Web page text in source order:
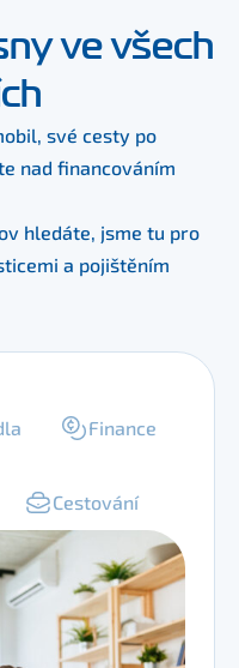
ve všech
své cesty po
nad financováním
hledáte, jsme tu pro
a pojištěním
Finance
Cestování